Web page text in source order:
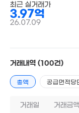
최근 실거래가
3.97억
26.07.09
거래내역 (100건)
총액 공급면적당
거래일 거래금액